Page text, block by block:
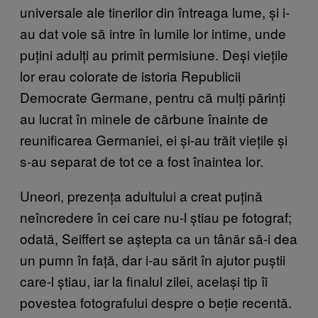
universale ale tinerilor din întreaga lume, și i-
au dat voie să intre în lumile lor intime, unde
puțini adulți au primit permisiune. Deși viețile
lor erau colorate de istoria Republicii
Democrate Germane, pentru că mulți părinți
au lucrat în minele de cărbune înainte de
reunificarea Germaniei, ei și-au trăit viețile și
s-au separat de tot ce a fost înaintea lor.
Uneori, prezența adultului a creat puțină
neîncredere în cei care nu-l știau pe fotograf;
odată, Seiffert se aștepta ca un tânăr să-i dea
un pumn în față, dar i-au sărit în ajutor puștii
care-l știau, iar la finalul zilei, același tip îi
povestea fotografului despre o beție recentă.